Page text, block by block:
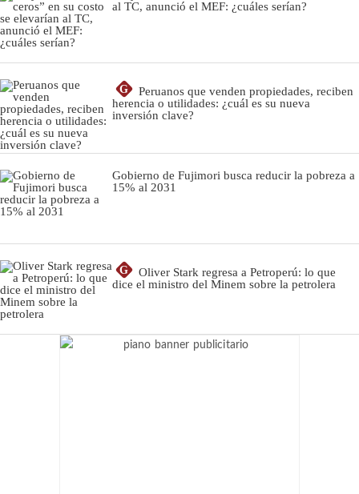
al TC, anunció el MEF: ¿cuáles serían?
G
Peruanos que venden propiedades, reciben
herencia o utilidades: ¿cuál es su nueva
inversión clave?
Gobierno de Fujimori busca reducir la pobreza a
15% al 2031
G
Oliver Stark regresa a Petroperú: lo que
dice el ministro del Minem sobre la petrolera